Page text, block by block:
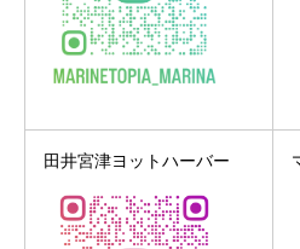
田井宮津ヨットハーバー